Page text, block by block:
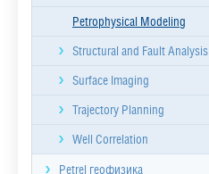
Petrophysical Modeling
Structural and Fault Analysis
Surface Imaging
Trajectory Planning
Well Correlation
Petrel геофизика